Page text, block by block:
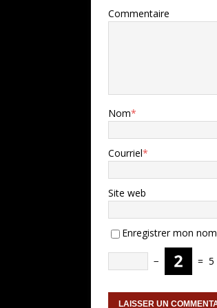
Commentaire
Nom*
Courriel*
Site web
Enregistrer mon
− = 5